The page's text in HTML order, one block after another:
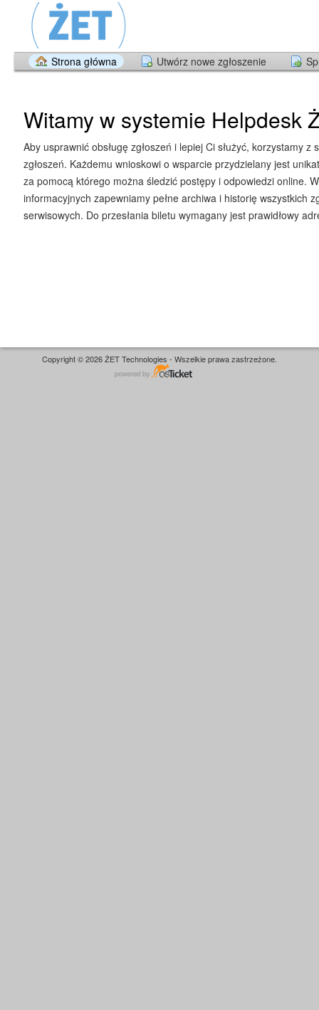
Strona główna Utwórz nowe zgłoszenie
Witamy w systemie Helpdesk
Aby usprawnić obsługę zgłoszeń i lepiej Ci służyć, korzystamy z
zgłoszeń. Każdemu wnioskowi o wsparcie przydzielany jest
za pomocą którego można śledzić postępy i odpowiedzi online.
informacyjnych zapewniamy pełne archiwa i historię wszystkich
serwisowych. Do przesłania biletu wymagany jest prawidłowy
Copyright © 2026 ŻET Technologies - Wszelkie prawa zastrzeżone.